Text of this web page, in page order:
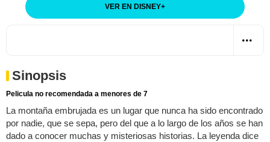
VER EN DISNEY+
Sinopsis
Pelicula no recomendada a menores de 7
La montaña embrujada es un lugar que nunca ha sido encontrado
por nadie, que se sepa, pero del que a lo largo de los años se han
dado a conocer muchas y misteriosas historias. La leyenda dice